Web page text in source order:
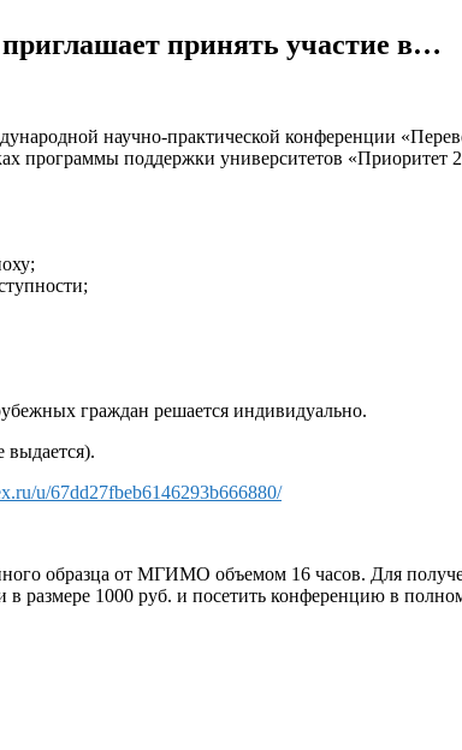
принять участие в…
научно-практической конференции
программы поддержки университетов «Приоритет
граждан решается индивидуально.
выдается).
u/67dd27fbeb6146293b666880/
образца от МГИМО объемом 16 часов. Для
размере 1000 руб. и посетить конференцию в